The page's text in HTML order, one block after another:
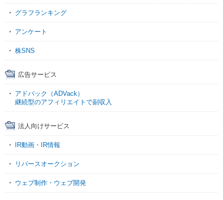
グラフランキング
アンケート
株SNS
広告サービス
アドバック（ADVack）
継続型のアフィリエイトで副収入
法人向けサービス
IR動画・IR情報
リバースオークション
ウェブ制作・ウェブ開発